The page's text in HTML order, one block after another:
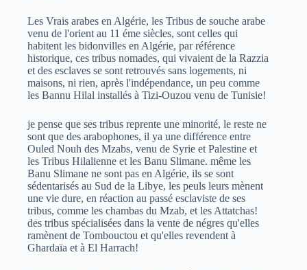
Les Vrais arabes en Algérie, les Tribus de souche arabe
venu de l'orient au 11 éme siècles, sont celles qui
habitent les bidonvilles en Algérie, par référence
historique, ces tribus nomades, qui vivaient de la Razzia
et des esclaves se sont retrouvés sans logements, ni
maisons, ni rien, après l'indépendance, un peu comme
les Bannu Hilal installés à Tizi-Ouzou venu de Tunisie!
je pense que ses tribus reprente une minorité, le reste ne
sont que des arabophones, il ya une différence entre
Ouled Nouh des Mzabs, venu de Syrie et Palestine et
les Tribus Hilalienne et les Banu Slimane. même les
Banu Slimane ne sont pas en Algérie, ils se sont
sédentarisés au Sud de la Libye, les peuls leurs mènent
une vie dure, en réaction au passé esclaviste de ses
tribus, comme les chambas du Mzab, et les Attatchas!
des tribus spécialisées dans la vente de négres qu'elles
ramènent de Tombouctou et qu'elles revendent à
Ghardaïa et à El Harrach!